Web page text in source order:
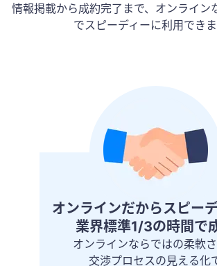
情報掲載から成約完了まで、オンライン
でスピーディーに利用できま
オンラインだからスピー
業界標準1/3の時間で
オンラインならではの柔軟さ
交渉プロセスの見える化